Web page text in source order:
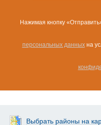
Нажимая кнопку
персональных данныхна
Выбрать районы на